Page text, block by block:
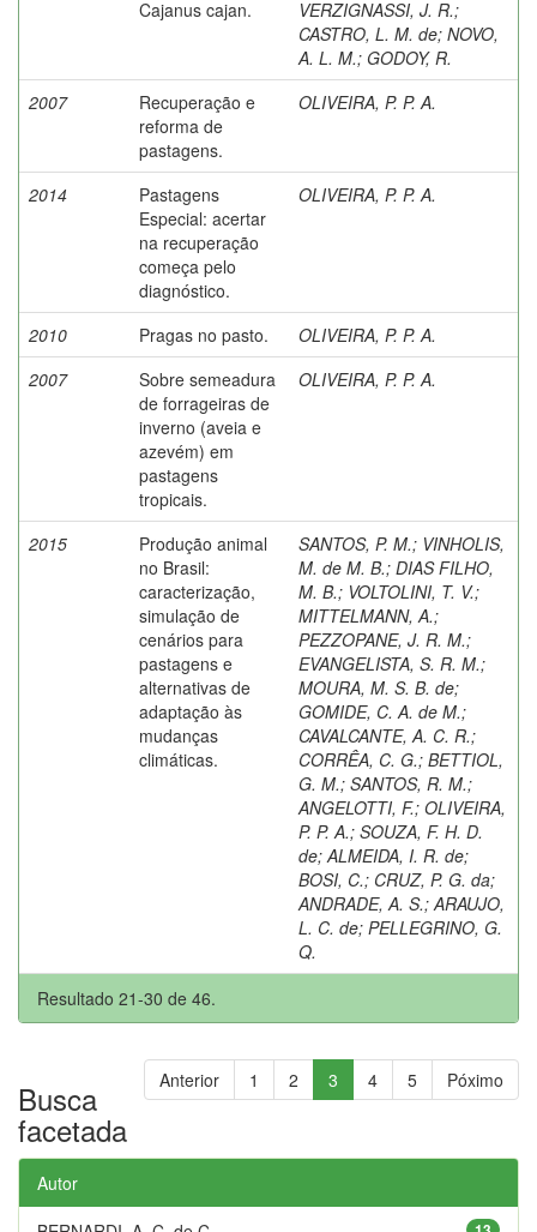
Cajanus cajan.
VERZIGNASSI, J. R.;
CASTRO, L. M. de; NOVO,
A. L. M.; GODOY, R.
2007
Recuperação e
reforma de
pastagens.
OLIVEIRA, P. P. A.
2014
Pastagens
Especial: acertar
na recuperação
começa pelo
diagnóstico.
OLIVEIRA, P. P. A.
2010 Pragas no pasto.
OLIVEIRA, P. P. A.
2007
Sobre semeadura
de forrageiras de
inverno (aveia e
azevém) em
pastagens
tropicais.
OLIVEIRA, P. P. A.
2015
Produção animal
no Brasil:
caracterização,
simulação de
cenários para
pastagens e
alternativas de
adaptação às
mudanças
climáticas.
SANTOS, P. M.; VINHOLIS,
M. de M. B.; DIAS FILHO,
M. B.; VOLTOLINI, T. V.;
MITTELMANN, A.;
PEZZOPANE, J. R. M.;
EVANGELISTA, S. R. M.;
MOURA, M. S. B. de;
GOMIDE, C. A. de M.;
CAVALCANTE, A. C. R.;
CORRÊA, C. G.; BETTIOL,
G. M.; SANTOS, R. M.;
ANGELOTTI, F.; OLIVEIRA,
P. P. A.; SOUZA, F. H. D.
de; ALMEIDA, I. R. de;
BOSI, C.; CRUZ, P. G. da;
ANDRADE, A. S.; ARAUJO,
L. C. de; PELLEGRINO, G.
Q.
Resultado 21-30 de 46.
Anterior 1 2 3 4 5 Póximo
Busca
facetada
Autor